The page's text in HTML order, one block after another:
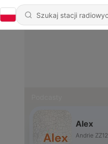
Alex
Andrie ZZ12